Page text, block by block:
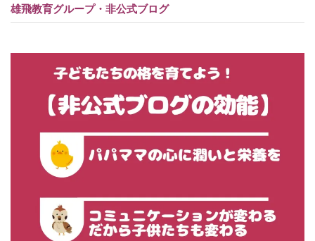
雄飛教育グループ・非公式ブログ